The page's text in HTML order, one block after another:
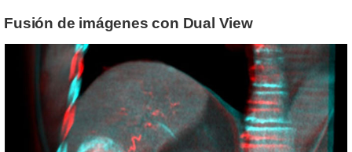
Fusión de imágenes con Dual View